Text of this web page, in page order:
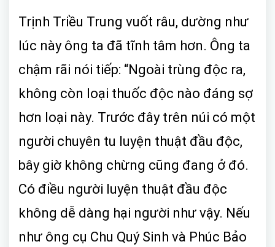
Trịnh Triều Trung vuốt râu, dường như
lúc này ông ta đã tĩnh tâm hơn. Ông ta
chậm rãi nói tiếp: “Ngoài trùng độc ra,
không còn loại thuốc độc nào đáng sợ
hơn loại này. Trước đây trên núi có một
người chuyên tu luyện thuật đầu độc,
bây giờ không chừng cũng đang ở đó.
Có điều người luyện thuật đầu độc
không dễ dàng hại người như vậy. Nếu
như ông cụ Chu Quý Sinh và Phúc Bảo